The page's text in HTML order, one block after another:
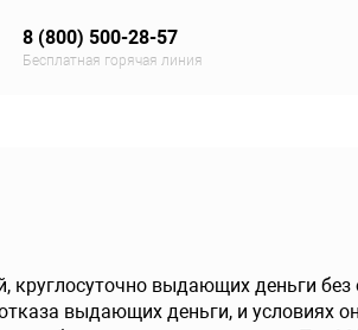
8 (800) 500-28-57
Бесплатная горячая линия
выдающих деньги без
выдающих деньги, и условиях